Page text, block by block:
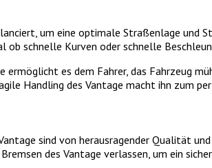
um eine optimale Straßenlage und
ob schnelle Kurven oder schnelle
ermöglicht es dem Fahrer, das Fahrzeug
Handling des Vantage macht ihn zum
sind von herausragender Qualität
des Vantage verlassen, um ein